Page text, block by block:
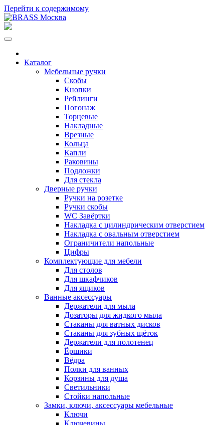
Перейти к содержимому
Каталог
Мебельные ручки
Скобы
Кнопки
Рейлинги
Погонаж
Торцевые
Накладные
Врезные
Кольца
Капли
Раковины
Подложки
Для стекла
Дверные ручки
Ручки на розетке
Ручки скобы
WC Завёртки
Накладка с цилиндрическим отверстием
Накладка с овальным отверстием
Ограничители напольные
Цифры
Комплектующие для мебели
Для столов
Для шкафчиков
Для ящиков
Ванные аксессуары
Держатели для мыла
Дозаторы для жидкого мыла
Стаканы для ватных дисков
Стаканы для зубных щёток
Держатели для полотенец
Ёршики
Вёдра
Полки для ванных
Корзины для душа
Светильники
Стойки напольные
Замки, ключи, аксессуары мебельные
Ключи
Ключевины